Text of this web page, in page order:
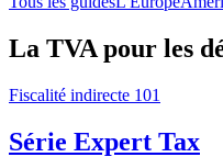
La TVA pour les
Fiscalité indirecte 101
Série Expert Tax